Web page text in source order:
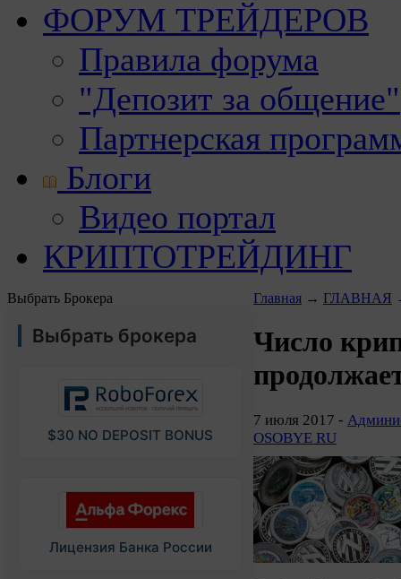
ФОРУМ ТРЕЙДЕРОВ
Правила форума
"Депозит за общение"
Партнерская
Блоги
Видео портал
КРИПТОТРЕЙДИНГ
Выбрать Брокера
Выбрать брокера
$30 NO DEPOSIT BONUS
Лицензия Банка России
Главная → ГЛАВНАЯ
Число
7 июля 2017 -
OSOBYE RU